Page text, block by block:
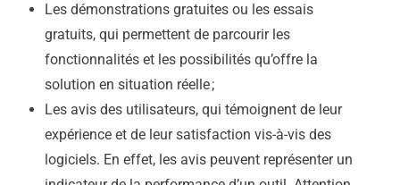
Les démonstrations gratuites ou les essais
gratuits, qui permettent de parcourir les
fonctionnalités et les possibilités qu’offre la
solution en situation réelle ;
Les avis des utilisateurs, qui témoignent de leur
expérience et de leur satisfaction vis-à-vis des
logiciels. En effet, les avis peuvent représenter un